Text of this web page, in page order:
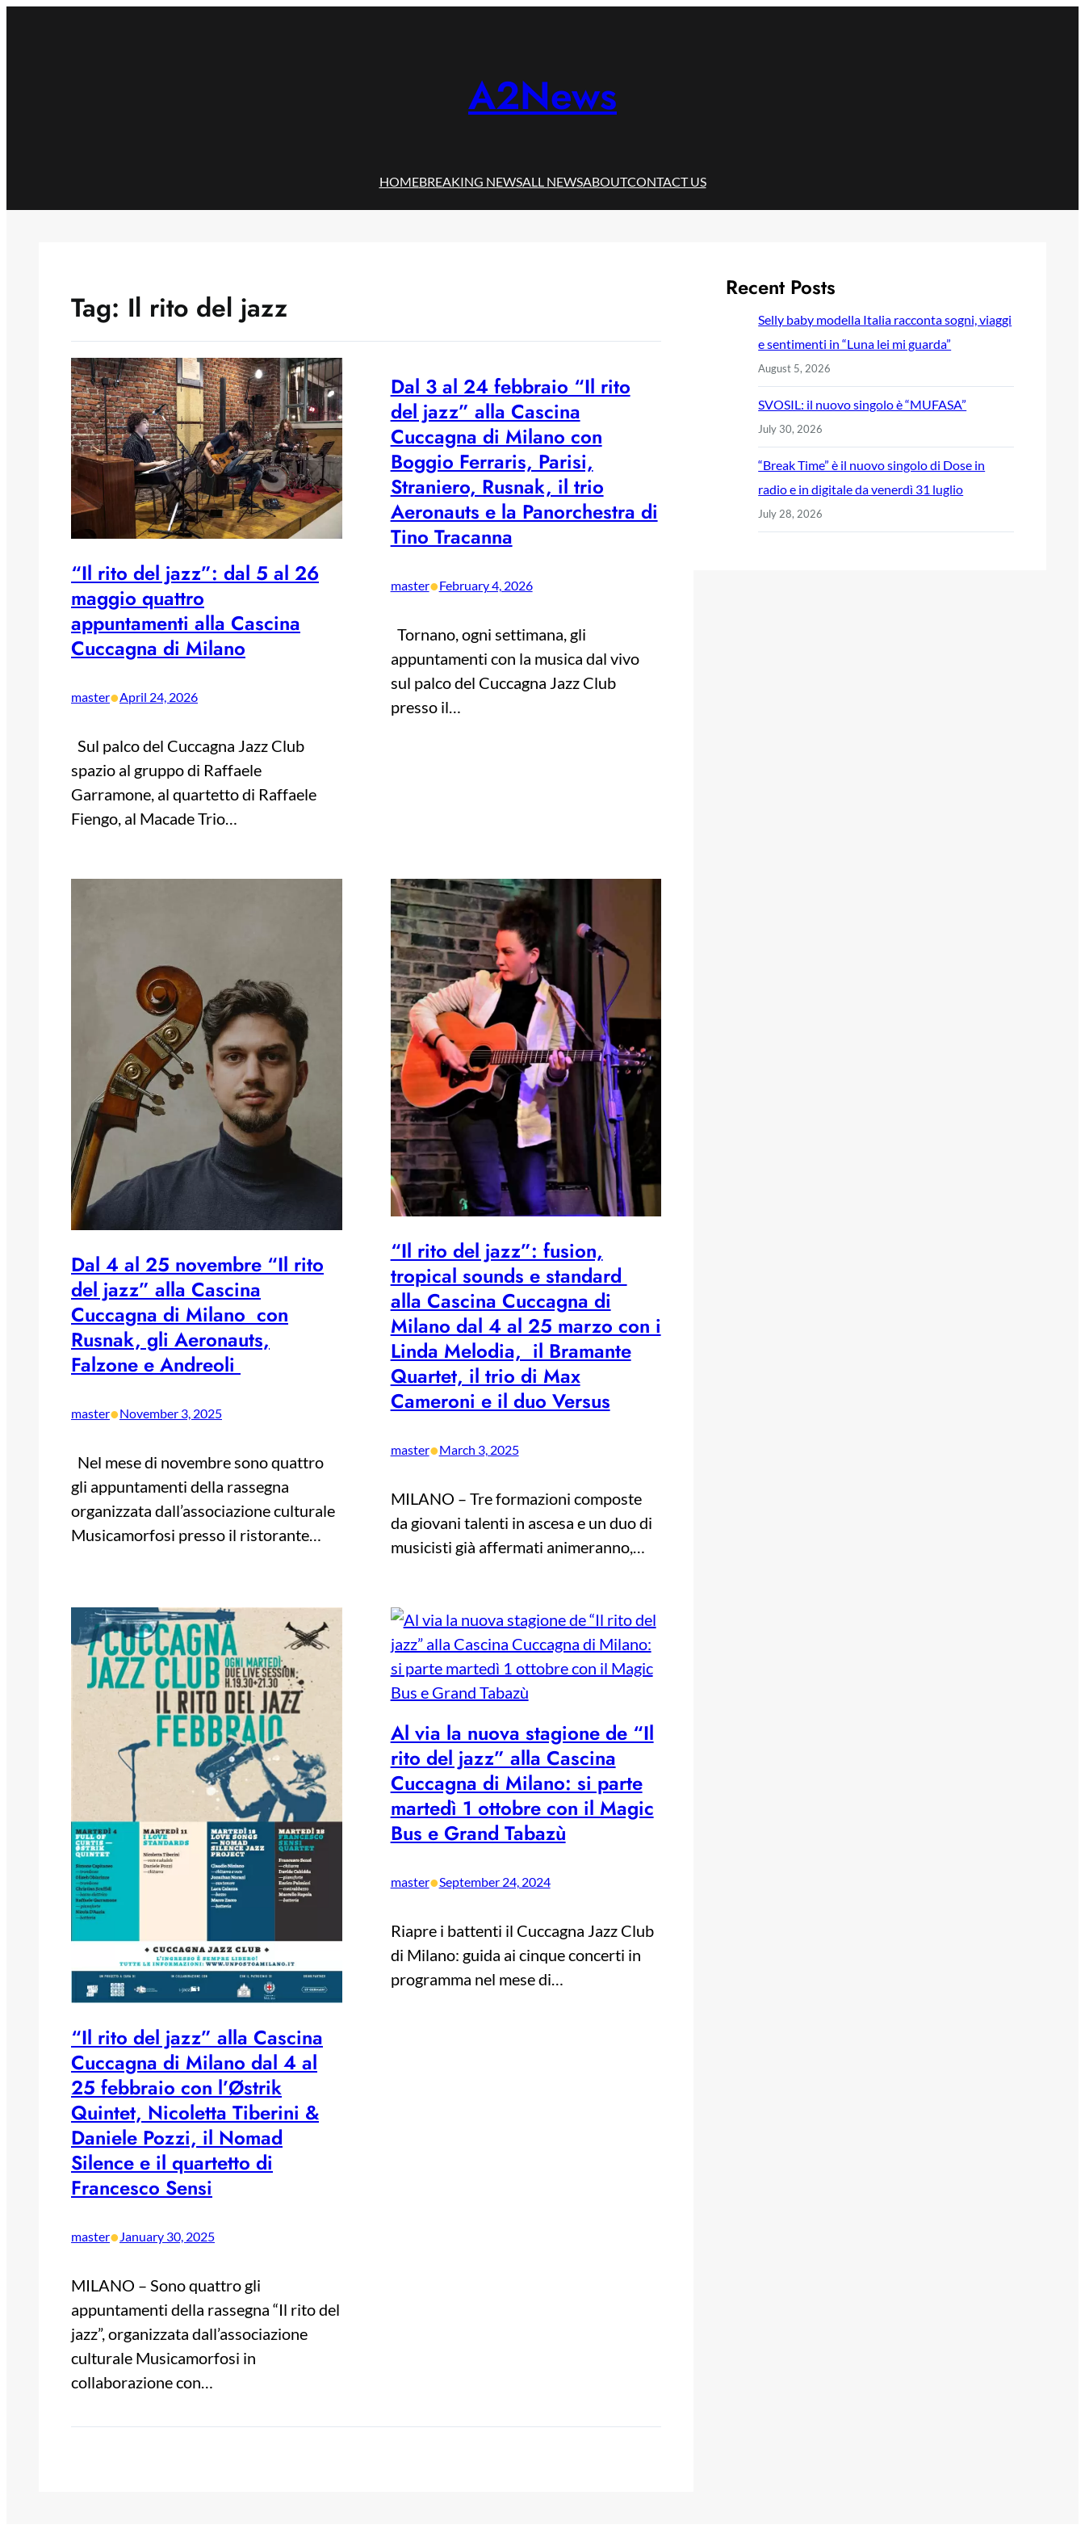
A2News
HOMEBREAKING NEWSALL NEWSABOUTCONTACT US
Tag: Il rito del jazz
“Il rito del jazz”: dal 5 al 26
maggio quattro
appuntamenti alla Cascina
Cuccagna di Milano
master•April 24, 2026
Sul palco del Cuccagna Jazz Club
spazio al gruppo di Raffaele
Garramone, al quartetto di Raffaele
Fiengo, al Macade Trio…
Dal 3 al 24 febbraio “Il rito
del jazz” alla Cascina
Cuccagna di Milano con
Boggio Ferraris, Parisi,
Straniero, Rusnak, il trio
Aeronauts e la Panorchestra di
Tino Tracanna
master•February 4, 2026
Tornano, ogni settimana, gli
appuntamenti con la musica dal vivo
sul palco del Cuccagna Jazz Club
presso il…
Dal 4 al 25 novembre “Il rito
del jazz” alla Cascina
Cuccagna di Milano con
Rusnak, gli Aeronauts,
Falzone e Andreoli
master•November 3, 2025
Nel mese di novembre sono quattro
gli appuntamenti della rassegna
organizzata dall’associazione culturale
Musicamorfosi presso il ristorante…
“Il rito del jazz”: fusion,
tropical sounds e standard
alla Cascina Cuccagna di
Milano dal 4 al 25 marzo con i
Linda Melodia, il Bramante
Quartet, il trio di Max
Cameroni e il duo Versus
master•March 3, 2025
MILANO – Tre formazioni composte
da giovani talenti in ascesa e un duo di
musicisti già affermati animeranno,…
“Il rito del jazz” alla Cascina
Cuccagna di Milano dal 4 al
25 febbraio con l’Østrik
Quintet, Nicoletta Tiberini &
Daniele Pozzi, il Nomad
Silence e il quartetto di
Francesco Sensi
master•January 30, 2025
MILANO – Sono quattro gli
appuntamenti della rassegna “Il rito del
jazz”, organizzata dall’associazione
culturale Musicamorfosi in
collaborazione con…
Al via la nuova stagione de “Il
rito del jazz” alla Cascina
Cuccagna di Milano: si parte
martedì 1 ottobre con il Magic
Bus e Grand Tabazù
master•September 24, 2024
Riapre i battenti il Cuccagna Jazz Club
di Milano: guida ai cinque concerti in
programma nel mese di…
Recent Posts
Selly baby modella Italia racconta sogni, viaggi
e sentimenti in “Luna lei mi guarda”
August 5, 2026
SVOSIL: il nuovo singolo è “MUFASA”
July 30, 2026
“Break Time” è il nuovo singolo di Dose in
radio e in digitale da venerdì 31 luglio
July 28, 2026